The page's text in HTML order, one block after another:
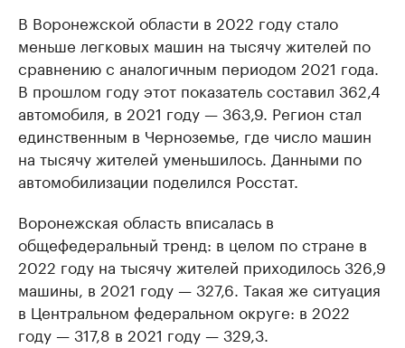
В Воронежской области в 2022 году стало
меньше легковых машин на тысячу жителей по
сравнению с аналогичным периодом 2021 года.
В прошлом году этот показатель составил 362,4
автомобиля, в 2021 году — 363,9. Регион стал
единственным в Черноземье, где число машин
на тысячу жителей уменьшилось. Данными по
автомобилизации поделился Росстат.
Воронежская область вписалась в
общефедеральный тренд: в целом по стране в
2022 году на тысячу жителей приходилось 326,9
машины, в 2021 году — 327,6. Такая же ситуация
в Центральном федеральном округе: в 2022
году — 317,8 в 2021 году — 329,3.